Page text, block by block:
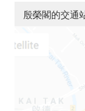
殷榮閣的交通